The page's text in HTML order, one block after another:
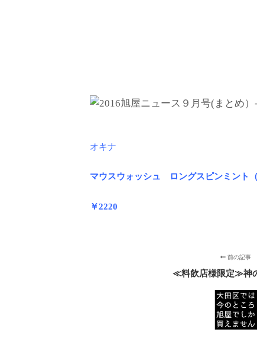
オキナ
マウスウォッシュ ロングスピンミント（
￥2220
前の記事
≪料飲店様限定≫神